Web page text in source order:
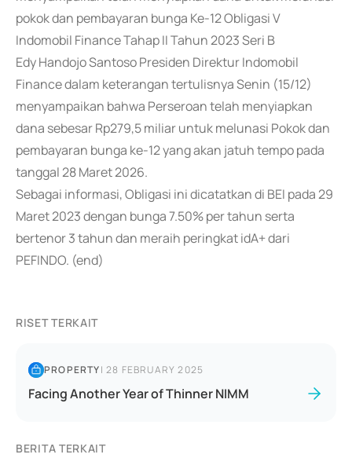
pokok dan pembayaran bunga Ke-12 Obligasi V
Indomobil Finance Tahap II Tahun 2023 Seri B
Edy Handojo Santoso Presiden Direktur Indomobil
Finance dalam keterangan tertulisnya Senin (15/12)
menyampaikan bahwa Perseroan telah menyiapkan
dana sebesar Rp279,5 miliar untuk melunasi Pokok dan
pembayaran bunga ke-12 yang akan jatuh tempo pada
tanggal 28 Maret 2026.
Sebagai informasi, Obligasi ini dicatatkan di BEI pada 29
Maret 2023 dengan bunga 7.50% per tahun serta
bertenor 3 tahun dan meraih peringkat idA+ dari
PEFINDO. (end)
RISET TERKAIT
PROPERTY|28 FEBRUARY 2025
Facing Another Year of Thinner NIMM
BERITA TERKAIT